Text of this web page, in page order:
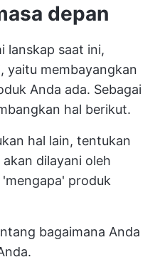
depan
lanskap saat ini,
yaitu membayangkan
Anda ada. Sebagai
hal berikut.
hal lain, tentukan
dilayani oleh
produk
bagaimana Anda